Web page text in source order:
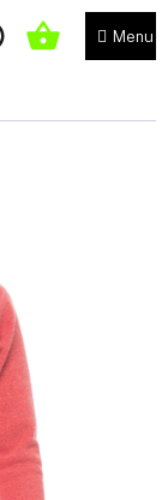
NÁKUPNÍ